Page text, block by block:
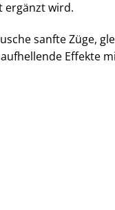
ergänzt wird.
sanfte Züge,
Effekte